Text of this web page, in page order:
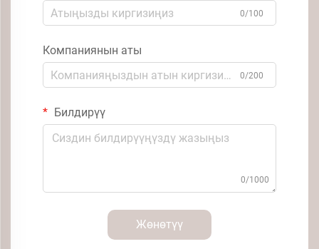
0/100
Компаниянын аты
0/200
Билдирүү
0/1000
Жөнөтүү